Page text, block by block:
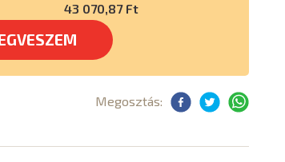
43 070,87 Ft
Megosztás: